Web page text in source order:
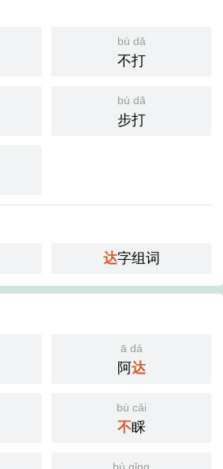
bù dǎ
不打
bù dǎ
步打
达字组词
ā dá
阿达
bù cǎi
不睬